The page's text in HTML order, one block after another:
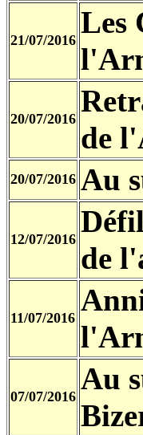
21/07/2016 Les
20/07/2016
de
20/07/2016 Au
12/07/2016
de
11/07/2016
07/07/2016 Au